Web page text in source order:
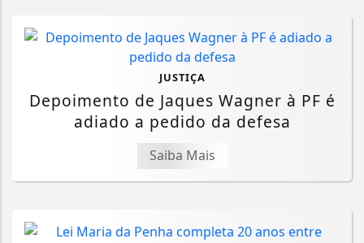
JUSTIÇA
Depoimento de Jaques Wagner à PF é
adiado a pedido da defesa
Saiba Mais